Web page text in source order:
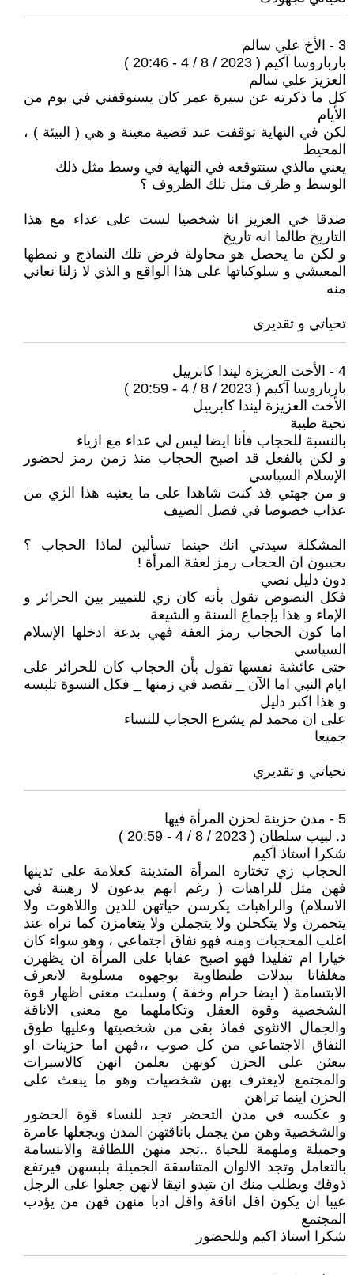
3 - الأخ علي سالم
بارباروسا آكيم ( 2023 / 8 / 4 - 20:46 )
العزيز علي سالم
كل ما ذكرته عن سيرة عمر كان يستوقفني في يوم من
الأيام
لكن في النهاية توقفت عند قضية معينة و هي ( البيئة ) ،
المحيط
يعني مالذي سنتوقعه في النهاية في وسط مثل ذلك
الوسط و ظرف مثل تلك الظروف ؟
صدقا خي العزيز انا شخصيا لست على عداء مع هذا
التاريخ طالما انه تاريخ
و لكن ما يحصل هو محاولة فرض تلك النماذج و نمطها
المعيشي و سلوكياتها على هذا الواقع و الذي لا زلنا نعاني
منه
تحياتي و تقديري
4 - الأخت العزيزة ليندا كابرييل
بارباروسا آكيم ( 2023 / 8 / 4 - 20:59 )
الأخت العزيزة ليندا كابرييل
تحية طيبة
بالنسبة للحجاب فأنا ايضا ليس لي عداء مع ازياء
و لكن بالفعل قد اصبح الحجاب منذ زمن رمز لحضور
الإسلام السياسي
و من جهتي قد كنت شاهدا على ما يعنيه هذا الزي من
عذاب خصوصا في فصل الصيف
المشكلة سيدتي انك حينما تسألين لماذا الحجاب ؟
يجيبون ان الحجاب رمز لعفة المرأة !
دون دليل نصي
فكل النصوص تقول بأنه كان زي للتمييز بين الحرائر و
الإماء و هذا بإجماع السنة و الشيعة
اما كون الحجاب رمز العفة فهي بدعة ادخلها الإسلام
السياسي
حتى عائشة نفسها تقول بأن الحجاب كان للحرائر على
ايام النبي اما الآن _ تقصد في زمنها _ فكل النسوة تلبسه
و هذا اكبر دليل
على ان محمد لم يشرع الحجاب للنساء
جميعا
تحياتي و تقديري
5 - ‎مدن حزينة لحزن المرأة فيها
د. لبيب سلطان ( 2023 / 8 / 4 - 20:59 )
شكرا استاذ آكيم
الحجاب زي تختاره المرأة المتدينة كعلامة على تدينها
فهن مثل للراهبات ( رغم انهم يدعون لا رهبنة في
الاسلام) والراهبات يكرسن حياتهن للدين واللاهوت ولا
يتحمرن ولا يتكحلن ولا يتجملن ولا يتغامزن كما نراه عند
اغلب المحجبات ومنه فهو نفاق اجتماعي ، وهو سواء كان
خيارا ام تقليدا فهو اصبح عقابا على المرأة ان يظهرن
مغلفاتا ببدلات طنطاوية بوجهوه مسلوبة لاتعرف
الابتسامة ( ايضا حرام وخفة ) وسلبت معنى اظهار قوة
الشخصية وقوة العقل وتكاملهما مع معنى الاناقة
والجمال الانثوي فماذ بقى من شخصيتها وعليها طوق
النفاق الاجتماعي من كل صوب ،،فهن اما حزينات او
يبعثن على الحزن كونهن يعلمن انهن كالاسيرات
والمجتمع لايعترف بهن شخصيات وهو ما يبعث على
الحزن اينما تراهن
و عكسه في مدن التحضر تجد للنساء قوة الحضور
والشخصية وهن من يجمل باناقتهن المدن ويجعلها عامرة
وجميلة وملهمة للحياة ..تجد منهن اللطافة والابتسامة
بالتعامل وتجد الالوان المتناسقة الجميلة بلبسهن فيرتفع
ذوقك ويطلب منك ان ىتبدو انيقا لانهن جعلوا على الرجل
عيبا ان يكون اقل اناقة واقل ادبا منهن فهن من يؤدب
المجتمع
شكرا استاذ اكيم وللحضور